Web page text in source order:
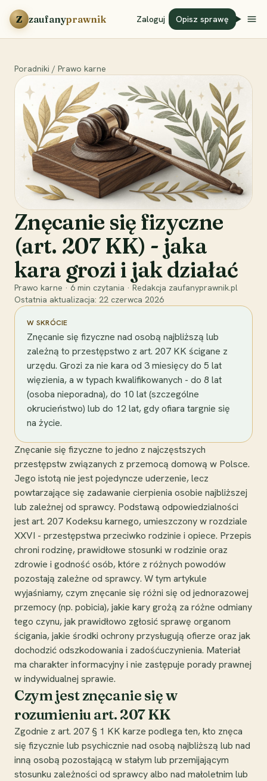
Przejdź do treści
Z zaufanyprawnik Zaloguj Opisz sprawę
Poradniki / Prawo karne
Znęcanie się fizyczne
(art. 207 KK) - jaka
kara grozi i jak działać
Prawo karne · 6 min czytania · Redakcja zaufanyprawnik.pl
Ostatnia aktualizacja: 22 czerwca 2026
W SKRÓCIE
Znęcanie się fizyczne nad osobą najbliższą lub
zależną to przestępstwo z art. 207 KK ścigane z
urzędu. Grozi za nie kara od 3 miesięcy do 5 lat
więzienia, a w typach kwalifikowanych - do 8 lat
(osoba nieporadna), do 10 lat (szczególne
okrucieństwo) lub do 12 lat, gdy ofiara targnie się
na życie.
Znęcanie się fizyczne to jedno z najczęstszych
przestępstw związanych z przemocą domową w Polsce.
Jego istotą nie jest pojedyncze uderzenie, lecz
powtarzające się zadawanie cierpienia osobie najbliższej
lub zależnej od sprawcy. Podstawą odpowiedzialności
jest art. 207 Kodeksu karnego, umieszczony w rozdziale
XXVI - przestępstwa przeciwko rodzinie i opiece. Przepis
chroni rodzinę, prawidłowe stosunki w rodzinie oraz
zdrowie i godność osób, które z różnych powodów
pozostają zależne od sprawcy. W tym artykule
wyjaśniamy, czym znęcanie się różni się od jednorazowej
przemocy (np. pobicia), jakie kary grożą za różne odmiany
tego czynu, jak prawidłowo zgłosić sprawę organom
ścigania, jakie środki ochrony przysługują ofierze oraz jak
dochodzić odszkodowania i zadośćuczynienia. Materiał
ma charakter informacyjny i nie zastępuje porady prawnej
w indywidualnej sprawie.
Czym jest znęcanie się w
rozumieniu art. 207 KK
Zgodnie z art. 207 § 1 KK karze podlega ten, kto znęca
się fizycznie lub psychicznie nad osobą najbliższą lub nad
inną osobą pozostającą w stałym lub przemijającym
stosunku zależności od sprawcy albo nad małoletnim lub